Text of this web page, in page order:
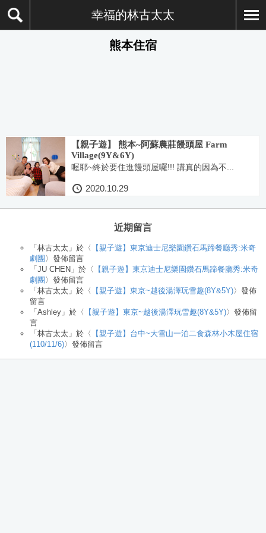
幸福的林古太太
熊本住宿
【親子遊】 熊本~阿蘇農莊饅頭屋 Farm
Village(9Y&6Y)
喔耶~終於要住進饅頭屋囉!!! 講真的因為不...
2020.10.29
近期留言
「 林古太太 」於〈
【親子遊】東京迪士尼樂園鑽石馬蹄餐廳秀:米奇
劇團 〉發佈留言
「 JU CHEN 」於〈
【親子遊】東京迪士尼樂園鑽石馬蹄餐廳秀:米奇
劇團 〉發佈留言
「 林古太太 」於〈 【親子遊】東京~越後湯澤玩雪趣(8Y&5Y)〉發佈
留言
「 Ashley 」於〈 【親子遊】東京~越後湯澤玩雪趣(8Y&5Y)〉發佈留
言
「 林古太太 」於〈
【親子遊】台中~大雪山一泊二食森林小木屋住宿
(110/11/6)〉發佈留言